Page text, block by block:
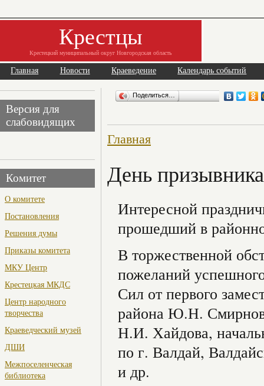
Крестцы
Крестецкий муниципальный округ Новгородская область
Главная Новости Краеведение Календарь событий
Версия для
слабовидящих
Комитет
О комитете
Постановления
Решения думы
Приказы комитета
МКУ Центр
Крестецкая МКДС
Центр народного
творчества
Краеведческий музей
ДШИ
Межпоселенческая
библиотека
Поделиться…
Главная
День призывника
Интересной
прошедший в
В торжественной
пожеланий
Сил от первого
района Ю.Н.
Н.И. Хайдова,
по г. Валдай,
и др.